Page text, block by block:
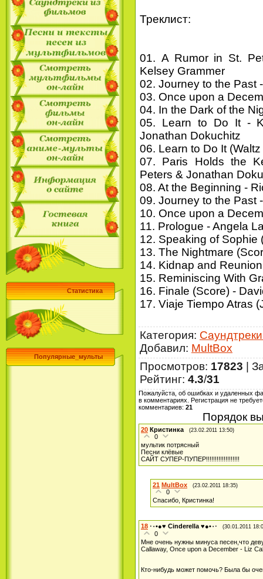
Статистика
Популярные_мульты
Треклист:
01. A Rumor in St.
Kelsey Grammer
02. Journey to the Past
03. Once upon a
04. In the Dark of the
05. Learn to Do It -
Jonathan Dokuchitz
06. Learn to Do It
07. Paris Holds the
Peters & Jonathan
08. At the Beginning -
09. Journey to the Past
10. Once upon a
11. Prologue - Angela
12. Speaking of Sophie
13. The Nightmare
14. Kidnap and
15. Reminiscing With
16. Finale (Score) -
17. Viaje Tiempo Atras
Категория:
Добавил: MultBox
Просмотров: 17823 |
Рейтинг: 4.3/31
Пожалуйста, об ошибках и удаленных
в комментариях. Регистрация не
комментариев: 21
Порядок
20 Кристинка (23.02.2011 13:50)
0
мультик потрясный
Песни клёвые
САЙТ СУПЕР-ПУПЕР!!!!!!!!!!!!!!!!!!!
21 MultBox (23.02.2011 18:35)
0
Спасибо, Кристинка!
18 ·٠•●♥ Cinderella ♥●•٠· (30.01.2011
0
Мне очень нужны минуса песен,что
Callaway, Once upon a December - Liz
Кто-нибудь может помочь? Была бы